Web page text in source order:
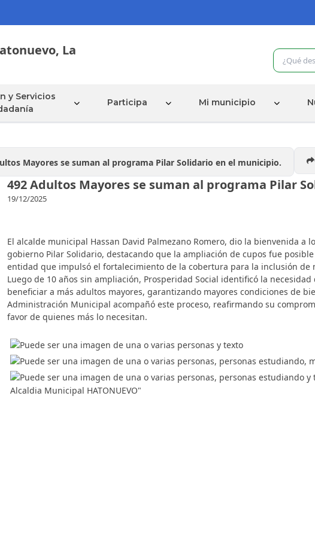
La
y Servicios
Participa Mi municipio
Mayores se suman al programa Pilar Solidario en el municipio.
492 Adultos Mayores se suman al programa Pilar
19/12/2025
El alcalde municipal Hassan David Palmezano Romero, dio la bienvenida a
gobierno Pilar Solidario, destacando que la ampliación de cupos fue
entidad que impulsó el fortalecimiento de la cobertura para la inclusión de
Luego de 10 años sin ampliación, Prosperidad Social identificó la
beneficiar a más adultos mayores, garantizando mayores condiciones de
Administración Municipal acompañó este proceso, reafirmando su
favor de quienes más lo necesitan.